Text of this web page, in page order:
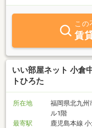
この
賃
いい部屋ネット 小
トひろた
所在地
福岡県北九州
ル1階
最寄駅
鹿児島本線